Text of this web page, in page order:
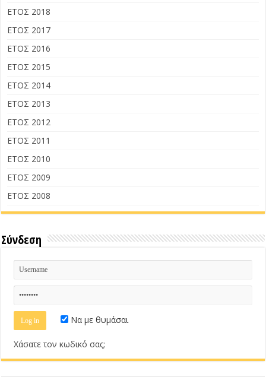
ΕΤΟΣ 2018
ΕΤΟΣ 2017
ΕΤΟΣ 2016
ΕΤΟΣ 2015
ΕΤΟΣ 2014
ΕΤΟΣ 2013
ΕΤΟΣ 2012
ΕΤΟΣ 2011
ΕΤΟΣ 2010
ΕΤΟΣ 2009
ΕΤΟΣ 2008
Σύνδεση
Να με θυμάσαι
Χάσατε τον κωδικό σας;